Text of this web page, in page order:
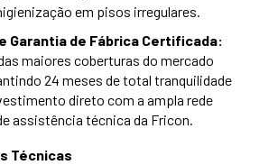
em pisos irregulares.
Garantia de Fábrica Certificada:
maiores coberturas do mercado
24 meses de total tranquilidade
direto com a ampla rede
assistência técnica da Fricon.
Técnicas